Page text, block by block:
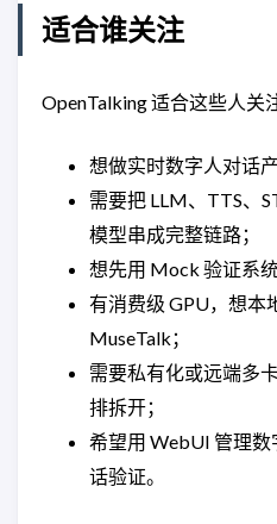
适合谁关注
OpenTalking 适合这些人关
想做实时数字人对话产
需要把 LLM、TTS、
模型串成完整链路；
想先用 Mock 验证系
有消费级 GPU，想本
MuseTalk；
需要私有化或远端多
排拆开；
希望用 WebUI 管理
话验证。